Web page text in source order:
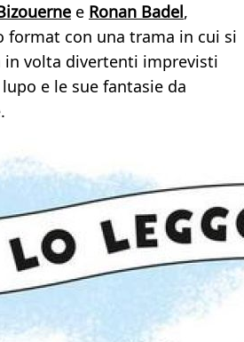
e Ronan Badel,
format con una trama in cui si
in volta divertenti imprevisti
e le sue fantasie da